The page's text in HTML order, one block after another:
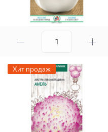
Хит продаж